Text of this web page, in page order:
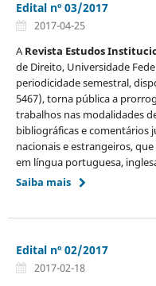
Edital nº 03/2017
2017-04-25
ARevista Estudos
de Direito, Universidade
periodicidade semestral,
5467), torna pública a
trabalhos nas modalidades
bibliográficas e comentários
nacionais e estrangeiros,
em língua portuguesa,
Saiba mais
Edital nº 02/2017
2017-02-18